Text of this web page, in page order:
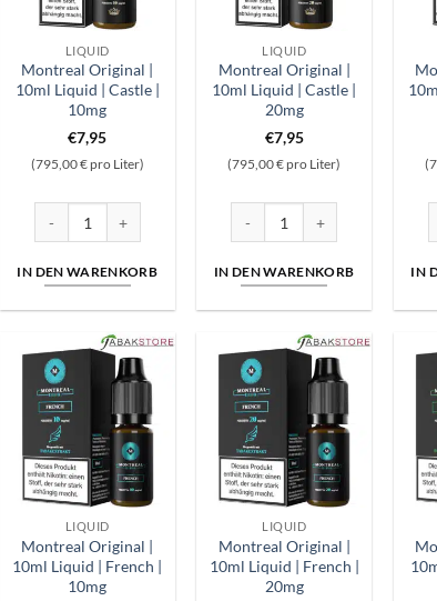
LIQUID
Montreal Original |
10ml Liquid | Castle |
10mg
€7,95
(795,00 € pro Liter)
IN DEN WARENKORB
LIQUID
Montreal Original |
10ml Liquid | Castle |
20mg
€7,95
(795,00 € pro Liter)
IN DEN WARENKORB IN
LIQUID
Montreal Original |
10ml Liquid | French |
10mg
LIQUID
Montreal Original |
10ml Liquid | French |
20mg